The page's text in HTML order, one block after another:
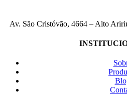
Av. São Cristóvão, 4664 – Alto